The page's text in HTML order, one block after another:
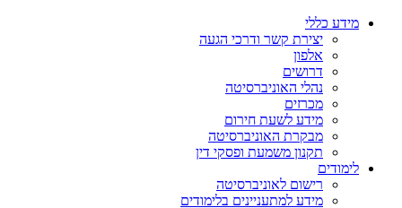
מידע כללי
יצירת קשר ודרכי הגעה
אלפון
דרושים
נהלי האוניברסיטה
מכרזים
מידע לשעת חירום
מבקרת האוניברסיטה
תקנון משמעת ופסקי דין
לימודים
רישום לאוניברסיטה
מידע למתעניינים בלימודים